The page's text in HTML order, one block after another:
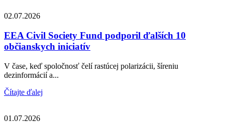
02.07.2026
EEA Civil Society Fund podporil ďalších 10
občianskych iniciatív
V čase, keď spoločnosť čelí rastúcej polarizácii, šíreniu
dezinformácií a...
Čítajte ďalej
01.07.2026